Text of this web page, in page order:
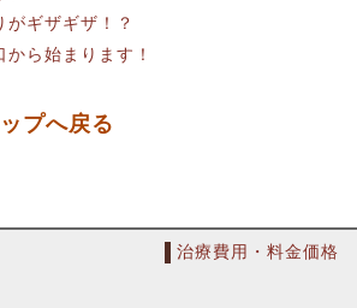
がギザギザ！？
から始まります！
プへ戻る
治療費用・料金価格